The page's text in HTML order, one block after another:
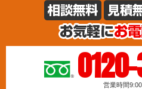
営業時間